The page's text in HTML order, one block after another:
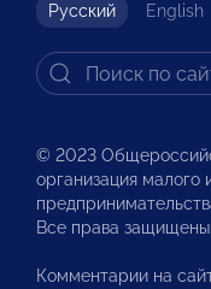
Русский English
© 2023
организация малого
Все права защищены.
Комментарии на